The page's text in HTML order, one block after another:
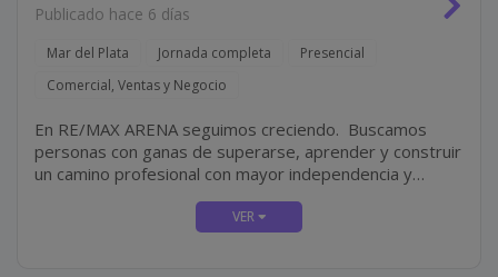
Publicado hace 6 días
Mar del Plata Jornada completa
Presencial
Comercial, Ventas y Negocio
En RE/MAX ARENA seguimos creciendo. Buscamos
personas con ganas de superarse, aprender y construir
un camino profesional con mayor independencia y